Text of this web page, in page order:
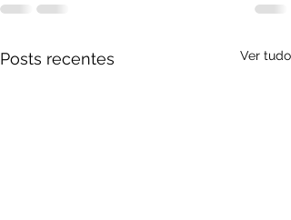
Posts recentes Ver tudo